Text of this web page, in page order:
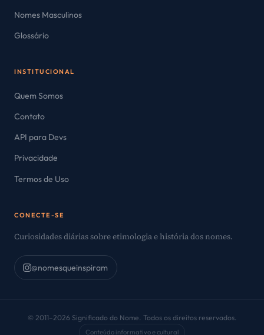
Nomes Masculinos
Glossário
INSTITUCIONAL
Quem Somos
Contato
API para Devs
Privacidade
Termos de Uso
CONECTE-SE
Curiosidades diárias sobre etimologia e história dos nomes.
@nomesqueinspiram
© 2011–2026 Significado do Nome. Todos os direitos reservados.
Conteúdo informativo e cultural